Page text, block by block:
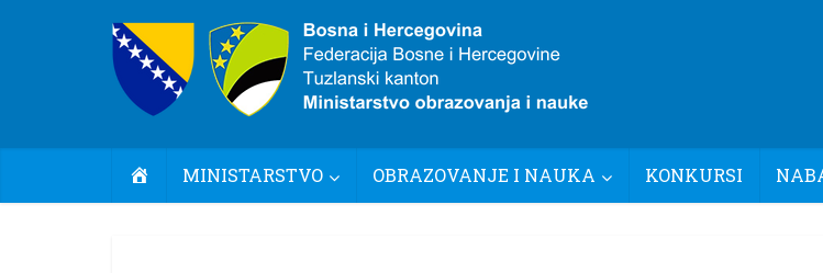
POČETNA
MINISTARSTVO OBRAZOVANJE I NAUKA KONKURSI